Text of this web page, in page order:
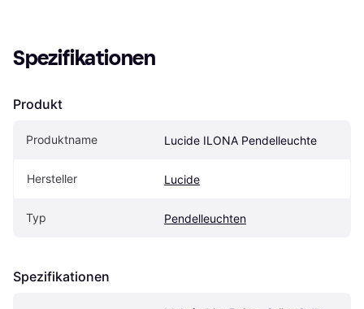
Spezifikationen
Produkt
Produktname Lucide ILONA Pendelleuchte
Hersteller Lucide
Typ Pendelleuchten
Spezifikationen